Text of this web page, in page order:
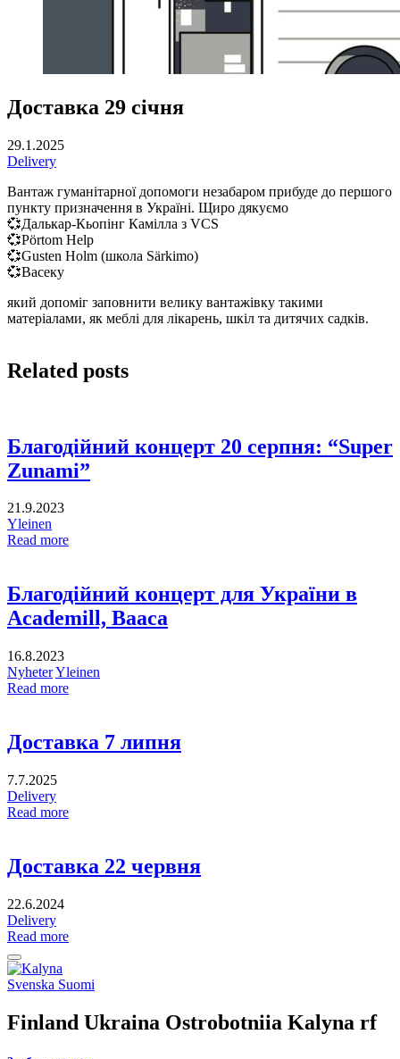
Доставка 29 січня
29.1.2025
Delivery
Вантаж гуманітарної допомоги незабаром прибуде до першого
пункту призначення в Україні. Щиро дякуємо
💞Далькар-Кьопінг Камілла з VCS
💞Pörtom Help
💞Gusten Holm (школа Särkimo)
💞Васеку
який допоміг заповнити велику вантажівку такими
матеріалами, як меблі для лікарень, шкіл та дитячих садків.
Related posts
Благодійний концерт 20 серпня: “Super
Zunami”
21.9.2023
Yleinen
Read more
Благодійний концерт для України в
Academill, Вааса
16.8.2023
NyheterYleinen
Read more
Доставка 7 липня
7.7.2025
Delivery
Read more
Доставка 22 червня
22.6.2024
Delivery
Read more
Back
to
top
Social
Svenska Suomi
Finland Ukraina Ostrobotniia Kalyna rf